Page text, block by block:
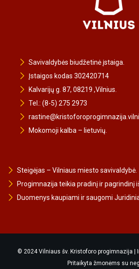
Savivaldybės biudžetinė įstaiga.
Įstaigos kodas 302420714
Kalvarijų g. 87, 08219 ,Vilnius.
Tel.: (8-5) 275 2973
Mokomoji kalba – lietuvių.
Steigėjas – Vilniaus miesto savivaldybė.
Progimnazija teikia pradinį ir pagrindinį
Duomenys kaupiami ir saugomi
© 2024 Vilniaus šv. Kristoforo progimnazija |
Pritaikyta žmonėms su